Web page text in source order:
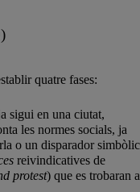
quatre fases:
sigui en una ciutat,
les normes socials, ja
o un disparador simbòlic
reivindicatives de
protest) que es trobaran a